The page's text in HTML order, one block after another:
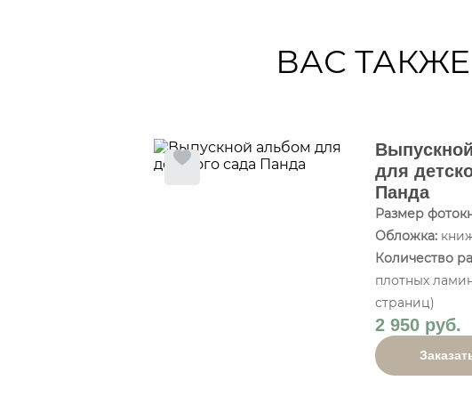
ВАС
для
Панда
Размер
Обложка:
Количество
плотных
страниц)
2 950 руб.